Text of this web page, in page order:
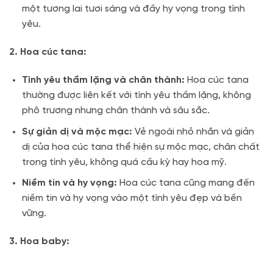
một tương lai tươi sáng và đầy hy vọng trong tình
yêu.
2. Hoa cúc tana:
Tình yêu thầm lặng và chân thành: Hoa cúc tana
thường được liên kết với tình yêu thầm lặng, không
phô trương nhưng chân thành và sâu sắc.
Sự giản dị và mộc mạc: Vẻ ngoài nhỏ nhắn và giản
dị của hoa cúc tana thể hiện sự mộc mạc, chân chất
trong tình yêu, không quá cầu kỳ hay hoa mỹ.
Niềm tin và hy vọng: Hoa cúc tana cũng mang đến
niềm tin và hy vọng vào một tình yêu đẹp và bền
vững.
3. Hoa baby: